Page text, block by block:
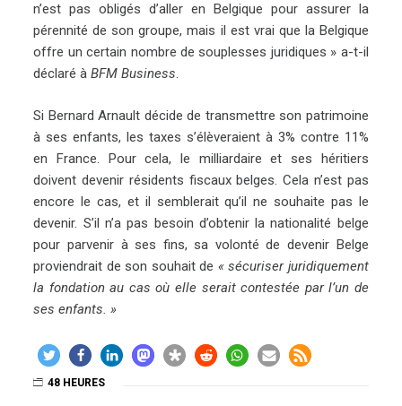
n’est pas obligés d’aller en Belgique pour assurer la
pérennité de son groupe, mais il est vrai que la Belgique
offre un certain nombre de souplesses juridiques » a-t-il
déclaré àBFM Business.
Si Bernard Arnault décide de transmettre son patrimoine
à ses enfants, les taxes s’élèveraient à 3% contre 11%
en France. Pour cela, le milliardaire et ses héritiers
doivent devenir résidents fiscaux belges. Cela n’est pas
encore le cas, et il semblerait qu’il ne souhaite pas le
devenir. S’il n’a pas besoin d’obtenir la nationalité belge
pour parvenir à ses fins, sa volonté de devenir Belge
proviendrait de son souhait de « sécuriser juridiquement
la fondation au cas où elle serait contestée par l’un de
ses enfants. »
48 HEURES